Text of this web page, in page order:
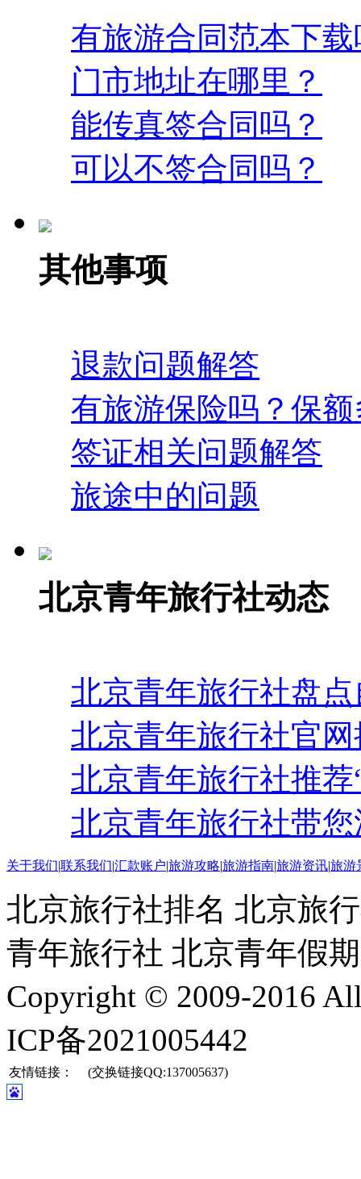
有旅游合同范本下
门市地址在哪里？
能传真签合同吗？
可以不签合同吗？
其他事项
退款问题解答
有旅游保险吗？保
签证相关问题解答
旅途中的问题
北京青年旅行社动态
北京青年旅行社盘
北京青年旅行社官
北京青年旅行社推荐
北京青年旅行社带
关于我们|联系我们|汇款账户|旅游攻略|旅游指南|旅游资讯|旅游
北京旅行社排名 北京旅
青年旅行社 北京青年假
Copyright © 2009-2016
ICP备2021005442
友情链接： (交换链接QQ:137005637)